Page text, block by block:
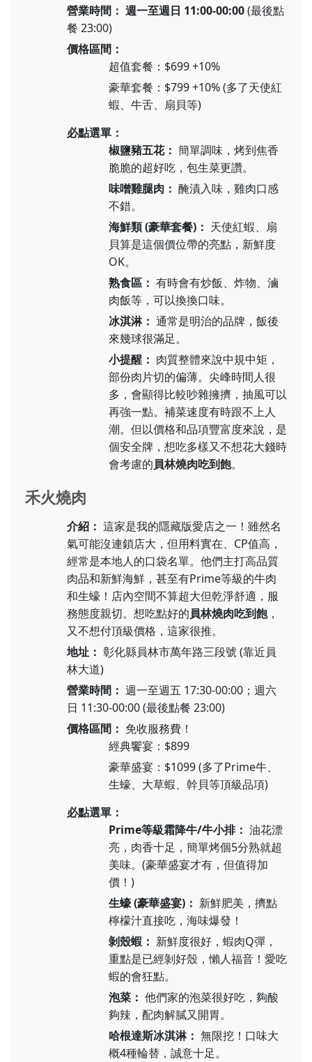
營業時間： 週一至週日 11:00-00:00(最後點
餐 23:00)
價格區間：
超值套餐：$699 +10%
豪華套餐：$799 +10% (多了天使紅
蝦、牛舌、扇貝等)
必點選單：
椒鹽豬五花： 簡單調味，烤到焦香
脆脆的超好吃，包生菜更讚。
味噌雞腿肉： 醃漬入味，雞肉口感
不錯。
海鮮類 (豪華套餐)： 天使紅蝦、扇
貝算是這個價位帶的亮點，新鮮度
OK。
熟食區： 有時會有炒飯、炸物、滷
肉飯等，可以換換口味。
冰淇淋： 通常是明治的品牌，飯後
來幾球很滿足。
小提醒： 肉質整體來說中規中矩，
部份肉片切的偏薄。尖峰時間人很
多，會顯得比較吵雜擁擠，抽風可以
再強一點。補菜速度有時跟不上人
潮。但以價格和品項豐富度來說，是
個安全牌，想吃多樣又不想花大錢時
會考慮的員林燒肉吃到飽。
禾火燒肉
介紹： 這家是我的隱藏版愛店之一！雖然名
氣可能沒連鎖店大，但用料實在、CP值高，
經常是本地人的口袋名單。他們主打高品質
肉品和新鮮海鮮，甚至有Prime等級的牛肉
和生蠔！店內空間不算超大但乾淨舒適，服
務態度親切。想吃點好的員林燒肉吃到飽，
又不想付頂級價格，這家很推。
地址： 彰化縣員林市萬年路三段號 (靠近員
林大道)
營業時間： 週一至週五 17:30-00:00；週六
日 11:30-00:00 (最後點餐 23:00)
價格區間： 免收服務費！
經典饗宴：$899
豪華盛宴：$1099 (多了Prime牛、
生蠔、大草蝦、幹貝等頂級品項)
必點選單：
Prime等級霜降牛/牛小排： 油花漂
亮，肉香十足，簡單烤個5分熟就超
美味。(豪華盛宴才有，但值得加
價！)
生蠔 (豪華盛宴)： 新鮮肥美，擠點
檸檬汁直接吃，海味爆發！
剝殼蝦： 新鮮度很好，蝦肉Q彈，
重點是已經剝好殼，懶人福音！愛吃
蝦的會狂點。
泡菜： 他們家的泡菜很好吃，夠酸
夠辣，配肉解膩又開胃。
哈根達斯冰淇淋： 無限挖！口味大
概4種輪替，誠意十足。